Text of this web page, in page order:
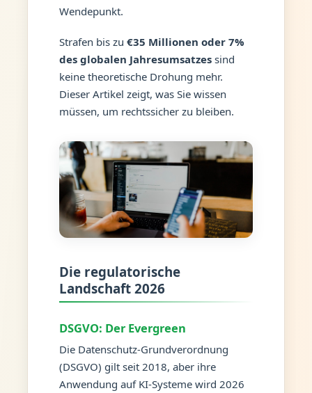
Wendepunkt.
Strafen bis zu €35 Millionen oder 7%
des globalen Jahresumsatzessind
keine theoretische Drohung mehr.
Dieser Artikel zeigt, was Sie wissen
müssen, um rechtssicher zu bleiben.
Die regulatorische
Landschaft 2026
DSGVO: Der Evergreen
Die Datenschutz-Grundverordnung
(DSGVO) gilt seit 2018, aber ihre
Anwendung auf KI-Systeme wird 2026